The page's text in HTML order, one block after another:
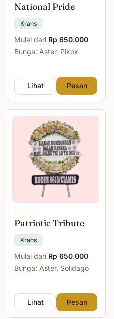
National Pride
Krans
Mulai dari Rp 650.000
Bunga: Aster, Pikok
Lihat Pesan
Patriotic Tribute
Krans
Mulai dari Rp 650.000
Bunga: Aster, Solidago
Lihat Pesan